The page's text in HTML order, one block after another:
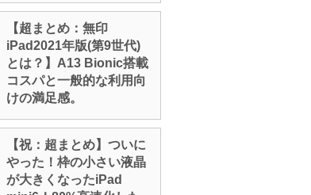
【超まとめ：無印
iPad2021年版(第9世代)
とは？】A13 Bionic搭載
コスパと一般的な利用向
けの満足感。
【祝：超まとめ】ついに
やった！枠の小さい液晶
が大きくなったiPad